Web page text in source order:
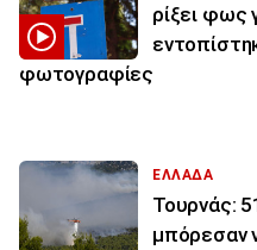
ρίξει φως
φωτογραφίες
ΕΛΛΑΔΑ
Τουρνάς:
μπόρεσαν